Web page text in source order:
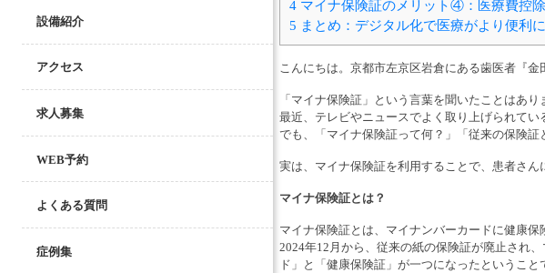
設備紹介
アクセス
求人募集
WEB予約
よくある質問
症例集
4 マイナ保険証のメリット④：医療費控
5 まとめ：デジタル化で医療がより便利
こんにちは。京都市左京区岩倉にある歯医者『金
「マイナ保険証」という言葉を聞いたことはあり
最近、テレビやニュースでよく取り上げられてい
でも、「マイナ保険証って何？」「従来の保険
実は、マイナ保険証を利用することで、患者さ
マイナ保険証とは？
マイナ保険証とは、マイナンバーカードに健康保
2024年12月から、従来の紙の保険証が廃止され
ド」と「健康保険証」が一つになったというこ